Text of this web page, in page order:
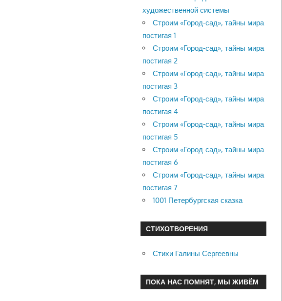
художественной системы
Строим «Город-сад», тайны мира
постигая 1
Строим «Город-сад», тайны мира
постигая 2
Строим «Город-сад», тайны мира
постигая 3
Строим «Город-сад», тайны мира
постигая 4
Строим «Город-сад», тайны мира
постигая 5
Строим «Город-сад», тайны мира
постигая 6
Строим «Город-сад», тайны мира
постигая 7
1001 Петербургская сказка
СТИХОТВОРЕНИЯ
Стихи Галины Сергеевны
ПОКА НАС ПОМНЯТ, МЫ ЖИВЁМ